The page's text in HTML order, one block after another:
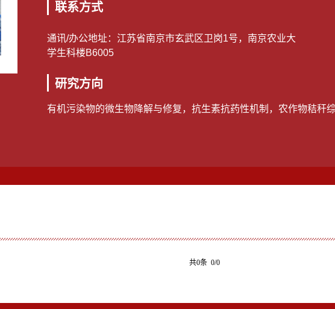
联系方式
通讯/办公地址： 江苏省南京市玄武区卫岗1号，南京农业大
学生科楼B6005
研究方向
有机污染物的微生物降解与修复，抗生素抗药性机制，农作物秸秆综
共0条 0/0